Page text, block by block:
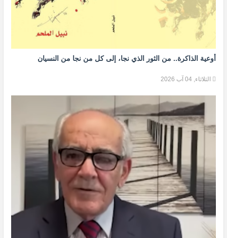
أوعية الذاكرة.. من الثور الذي نجا، إلى كل من نجا من النسيان
الثلاثاء, 04 آب 2026